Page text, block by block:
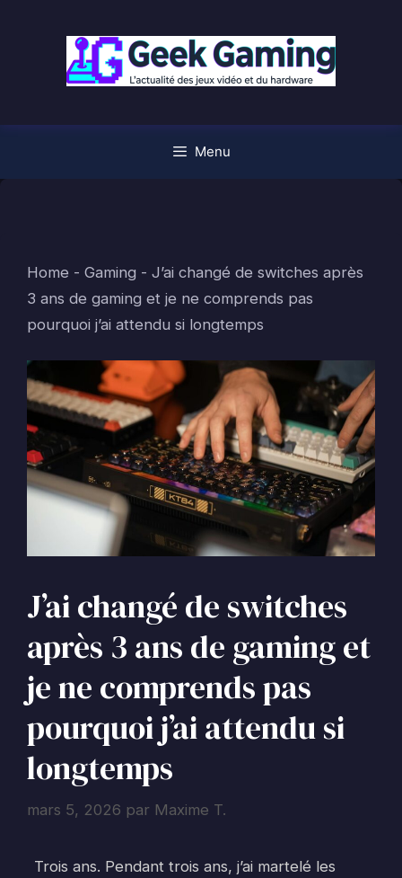
Menu
Home - Gaming - J’ai changé de switches après
3 ans de gaming et je ne comprends pas
pourquoi j’ai attendu si longtemps
J’ai changé de switches
après 3 ans de gaming et
je ne comprends pas
pourquoi j’ai attendu si
longtemps
mars 5, 2026 par Maxime T.
Trois ans. Pendant trois ans, j’ai martelé les